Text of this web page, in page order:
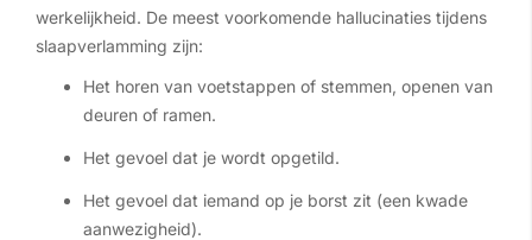
werkelijkheid. De meest voorkomende hallucinaties tijdens
slaapverlamming zijn:
Het horen van voetstappen of stemmen, openen van
deuren of ramen.
Het gevoel dat je wordt opgetild.
Het gevoel dat iemand op je borst zit (een kwade
aanwezigheid).